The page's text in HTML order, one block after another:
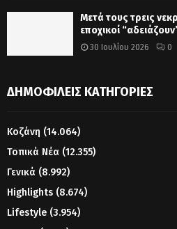
Μετά τους τρεις
εποχικοί
30 Ιουλίου 2026 0
ΔΗΜΟΦΙΛΕΊΣ ΚΑΤΗΓΟΡΊΕΣ
Κοζάνη (14.064)
Τοπικά Νέα (12.355)
Γενικά (8.992)
Highlights (8.674)
Lifestyle (3.954)